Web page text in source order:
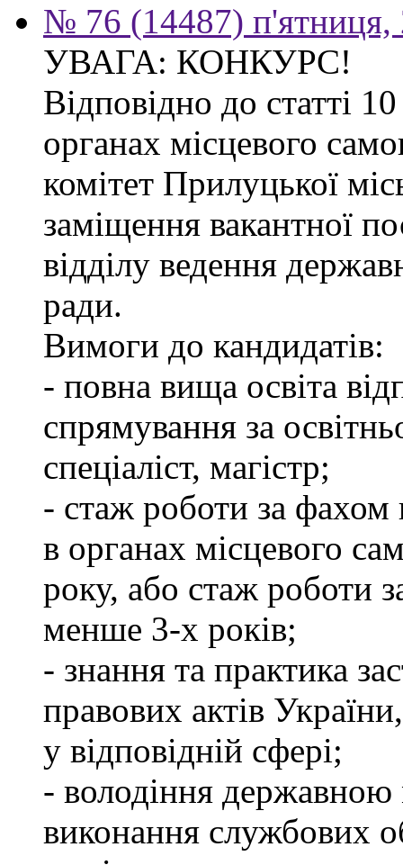
№ 76 (14487) п'ятниця,
УВАГА: КОНКУРС!
Відповідно до статті
органах місцевого
комітет Прилуцької
заміщення вакантної
відділу ведення
ради.
Вимоги до кандидатів:
- повна вища освіта
спрямування за
спеціаліст, магістр;
- стаж роботи за фахом
в органах місцевого
року, або стаж роботи
менше 3-х років;
- знання та практика
правових актів
у відповідній сфері;
- володіння державною
виконання службових